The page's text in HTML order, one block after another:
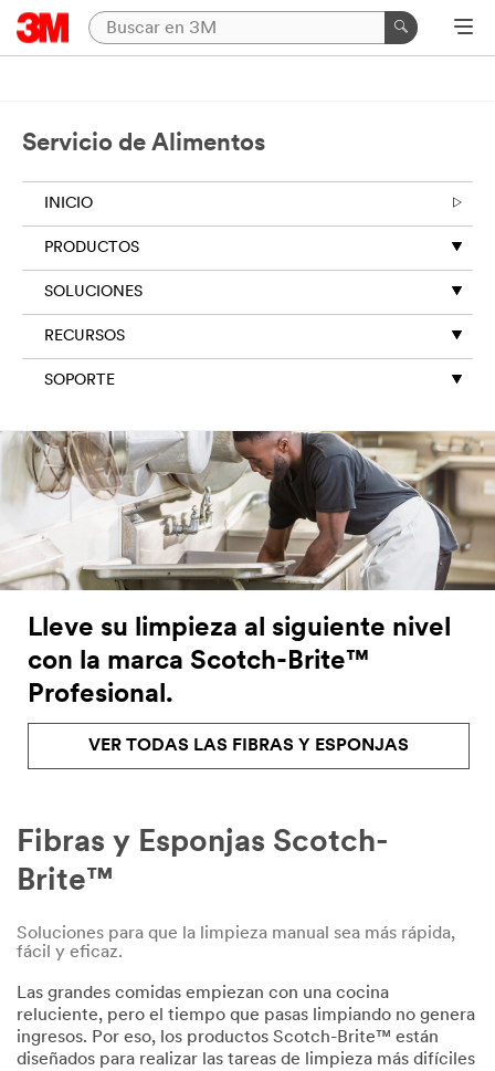
Servicio de Alimentos
INICIO
PRODUCTOS
SOLUCIONES
RECURSOS
SOPORTE
Lleve su limpieza al siguiente nivel
con la marca Scotch-Brite™
Profesional.
VER TODAS LAS FIBRAS Y ESPONJAS
Fibras y Esponjas Scotch-
Brite™
Soluciones para que la limpieza manual sea más rápida,
fácil y eficaz.
Las grandes comidas empiezan con una cocina
reluciente, pero el tiempo que pasas limpiando no genera
ingresos. Por eso, los productos Scotch-Brite™ están
diseñados para realizar las tareas de limpieza más difíciles